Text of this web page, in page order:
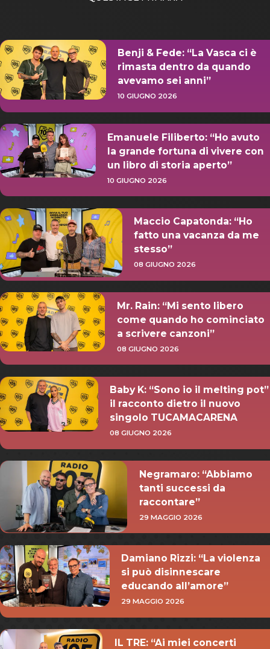
Benji & Fede: “La Vasca ci è
rimasta dentro da quando
avevamo sei anni”
10 GIUGNO 2026
Emanuele Filiberto: “Ho avuto
la grande fortuna di vivere con
un libro di storia aperto”
10 GIUGNO 2026
Maccio Capatonda: “Ho
fatto una vacanza da me
stesso”
08 GIUGNO 2026
Mr. Rain: “Mi sento libero
come quando ho cominciato
a scrivere canzoni”
08 GIUGNO 2026
Baby K: “Sono io il melting pot”
il racconto dietro il nuovo
singolo TUCAMACARENA
08 GIUGNO 2026
Negramaro: “Abbiamo
tanti successi da
raccontare”
29 MAGGIO 2026
Damiano Rizzi: “La violenza
si può disinnescare
educando all’amore”
29 MAGGIO 2026
IL TRE: “Ai miei concerti